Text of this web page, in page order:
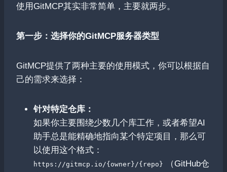
使用GitMCP其实非常简单，主要就两步。
第一步：选择你的GitMCP服务器类型
GitMCP提供了两种主要的使用模式，你可以根据自
己的需求来选择：
针对特定仓库：
如果你主要围绕少数几个库工作，或者希望AI
助手总是能精确地指向某个特定项目，那么可
以使用这个格式：
https://gitmcp.io/{owner}/{repo}
（GitHub仓